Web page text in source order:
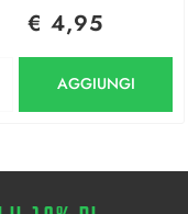
€ 4,95
AGGIUNGI